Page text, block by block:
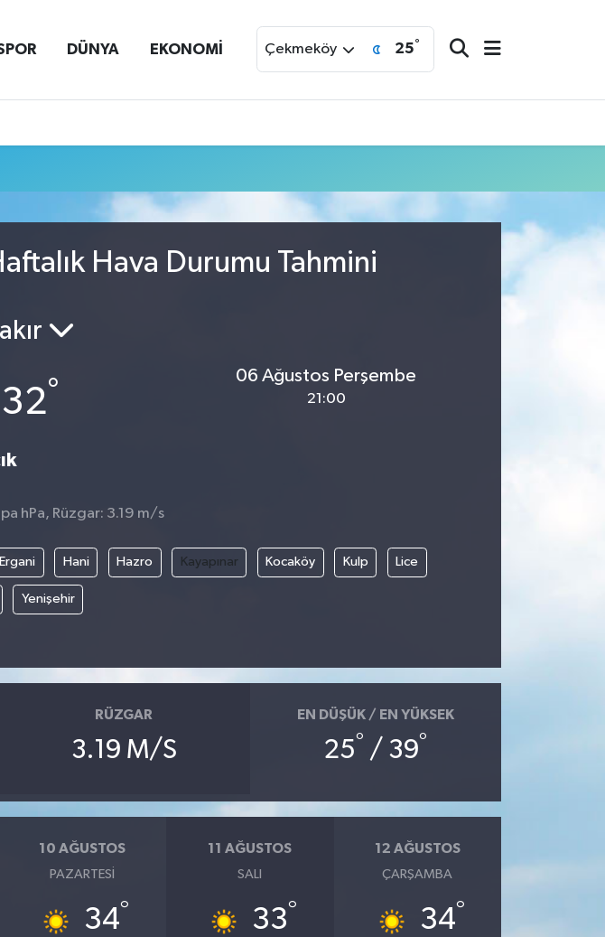
DÜNYA EKONOMİ Çekmeköy 25°
Hava Durumu Tahmini
32°
06 Ağustos Perşembe
21:00
hPa, Rüzgar: 3.19 m/s
Ergani Hani Hazro Kayapınar Kocaköy Kulp Lice
Yenişehir
RÜZGAR
3.19 M/S
EN DÜŞÜK / EN YÜKSEK
25° / 39°
10 AĞUSTOS
PAZARTESI
34°
11 AĞUSTOS
SALI
33°
12 AĞUSTOS
ÇARŞAMBA
34°